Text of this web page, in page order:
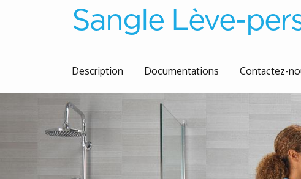
Sangle Lève-
Description Documentations Contactez-